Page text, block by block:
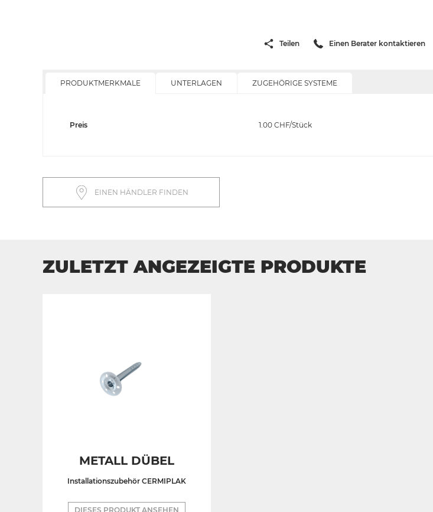
Teilen Einen Berater kontaktieren
PRODUKTMERKMALE UNTERLAGEN ZUGEHÖRIGE SYSTEME
Preis 1.00 CHF/Stück
EINEN HÄNDLER FINDEN
ZULETZT ANGEZEIGTE PRODUKTE
METALL DÜBEL
Installationszubehör CERMIPLAK
DIESES PRODUKT ANSEHEN